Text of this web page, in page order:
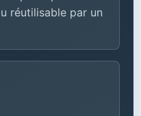
réutilisable par un